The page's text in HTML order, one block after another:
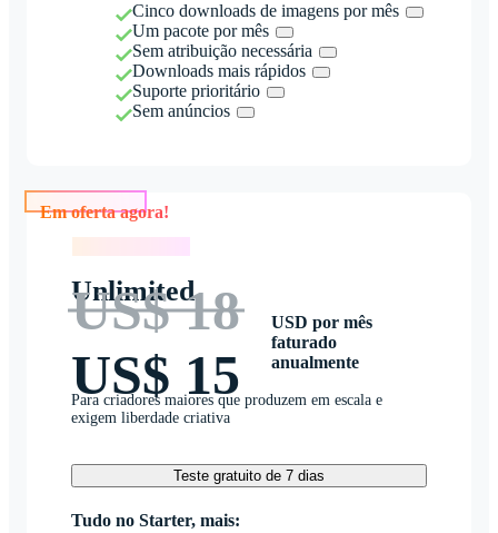
Cinco downloads de imagens por mês
Um pacote por mês
Sem atribuição necessária
Downloads mais rápidos
Suporte prioritário
Sem anúncios
Unlimited
US$ 18
US$ 15
USD por mês
faturado
anualmente
Para criadores maiores que produzem em escala e
exigem liberdade criativa
Teste gratuito de 7 dias
Tudo no Starter, mais: